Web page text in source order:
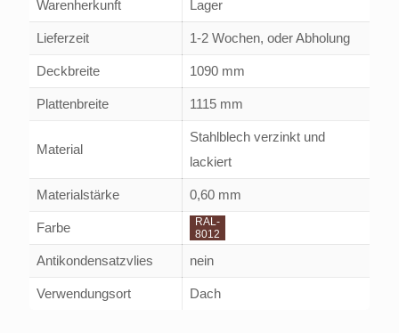
Warenherkunft Lager
Lieferzeit 1-2 Wochen, oder Abholung
Deckbreite 1090 mm
Plattenbreite 1115 mm
Material
Stahlblech verzinkt und
lackiert
Materialstärke 0,60 mm
Farbe
RAL-
8012
Antikondensatzvlies nein
Verwendungsort Dach